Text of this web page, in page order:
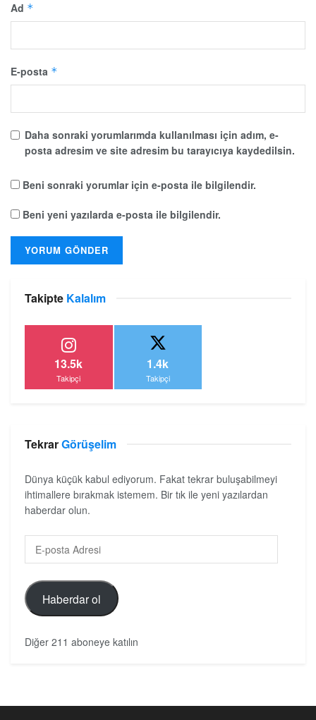
Ad *
E-posta *
Daha sonraki yorumlarımda kullanılması için adım, e-
posta adresim ve site adresim bu tarayıcıya kaydedilsin.
Beni sonraki yorumlar için e-posta ile bilgilendir.
Beni yeni yazılarda e-posta ile bilgilendir.
Takipte Kalalım
13.5k
Takipçi
1.4k
Takipçi
TekrarGörüşelim
Dünya küçük kabul ediyorum. Fakat tekrar buluşabilmeyi
ihtimallere bırakmak istemem. Bir tık ile yeni yazılardan
haberdar olun.
Haberdar ol
Diğer 211 aboneye katılın